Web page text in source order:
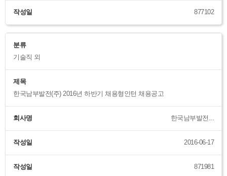
작성일 877102
분류
기술직 외
제목
한국남부발전(주) 2016년 하반기 채용형인턴 채용공고
회사명 한국남부발전...
작성일 2016-06-17
작성일 871981